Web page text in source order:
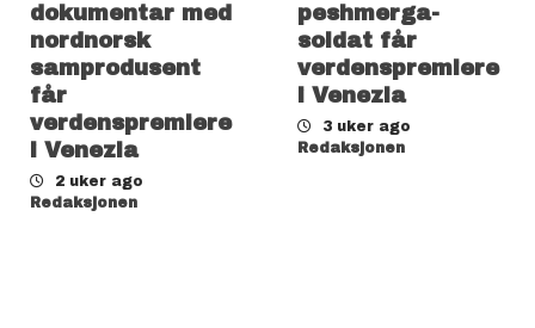
dokumentar med
nordnorsk
samprodusent
får
verdenspremiere
i Venezia
2 uker ago
Redaksjonen
peshmerga-
soldat får
verdenspremiere
i Venezia
3 uker ago
Redaksjonen